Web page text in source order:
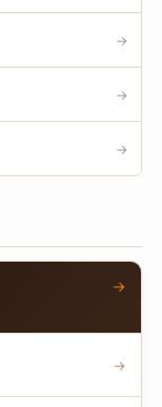
→
→
→
→
→